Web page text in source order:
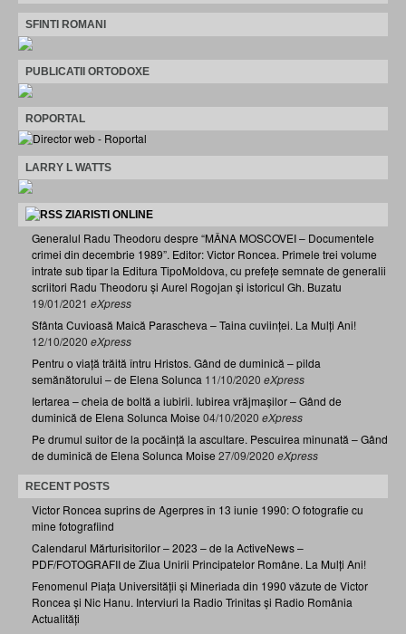
SFINTI ROMANI
PUBLICATII ORTODOXE
ROPORTAL
LARRY L WATTS
ZIARISTI ONLINE
Generalul Radu Theodoru despre “MÂNA MOSCOVEI – Documentele
crimei din decembrie 1989”. Editor: Victor Roncea. Primele trei volume
intrate sub tipar la Editura TipoMoldova, cu prefețe semnate de generalii
scriitori Radu Theodoru și Aurel Rogojan și istoricul Gh. Buzatu
19/01/2021 eXpress
Sfânta Cuvioasă Maică Parascheva – Taina cuviinței. La Mulți Ani!
12/10/2020 eXpress
Pentru o viață trăită întru Hristos. Gând de duminică – pilda
semănătorului – de Elena Solunca 11/10/2020 eXpress
Iertarea – cheia de boltă a iubirii. Iubirea vrăjmașilor – Gând de
duminică de Elena Solunca Moise 04/10/2020 eXpress
Pe drumul suitor de la pocăință la ascultare. Pescuirea minunată – Gând
de duminică de Elena Solunca Moise 27/09/2020 eXpress
RECENT POSTS
Victor Roncea suprins de Agerpres în 13 iunie 1990: O fotografie cu
mine fotografiind
Calendarul Mărturisitorilor – 2023 – de la ActiveNews –
PDF/FOTOGRAFII de Ziua Unirii Principatelor Române. La Mulți Ani!
Fenomenul Piața Universității și Mineriada din 1990 văzute de Victor
Roncea și Nic Hanu. Interviuri la Radio Trinitas și Radio România
Actualități